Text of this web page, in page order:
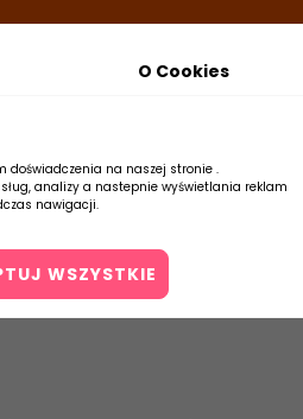
- DODAJ PRODUKT DO KOSZYKA,
O Cookies
doświadczenia na naszej stronie .
analizy a nastepnie wyświetlania reklam
nawigacji.
WSZYSTKIE